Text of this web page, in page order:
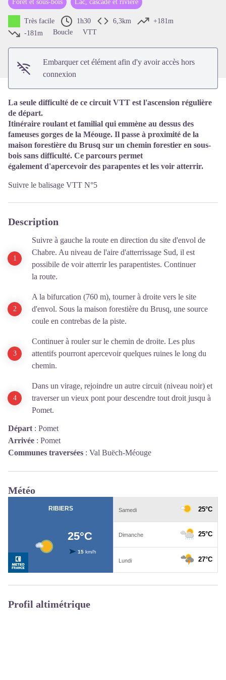
Voir l'image en plein écran
Forêt et sous-bois Lac, cascade et rivière
Très facile 1h30 6,3km
+181m
-181m
Boucle VTT
Embarquer cet élément afin d'y avoir accès hors
connexion
La seule difficulté de ce circuit VTT est l'ascension régulière
de départ.
Itinéraire roulant et familial qui emmène au dessus des
fameuses gorges de la Méouge. Il passe à proximité de la
maison forestière du Brusq sur un chemin forestier en sous-
bois sans difficulté. Ce parcours permet
également d'apercevoir des parapentes et les voir atterrir.
Suivre le balisage VTT N°5
Description
Suivre à gauche la route en direction du site d'envol de
Chabre. Au niveau de l'aire d'atterrissage Sud, il est
possibile de voir atterrir les parapentistes. Continuer
la route.
A la bifurcation (760 m), tourner à droite vers le site
d'envol. Sous la maison forestière du Brusq, une source
coule en contrebas de la piste.
Continuer à rouler sur le chemin de droite. Les plus
attentifs pourront apercevoir quelques ruines le long du
chemin.
Dans un virage, rejoindre un autre circuit (niveau noir) et
traverser un vieux pont pour descendre tout droit jusqu à
Pomet.
Départ : Pomet
Arrivée : Pomet
Communes traversées : Val Buëch-Méouge
Météo
Profil altimétrique